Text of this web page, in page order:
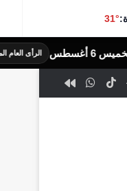
31°
الرأى العام المصرى
تيلقرام ‫TikTokواتسابكواى